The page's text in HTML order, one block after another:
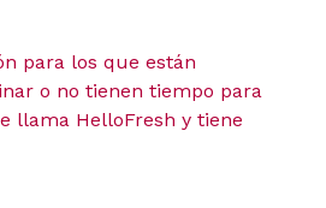
para los que están
o no tienen tiempo para
llama HelloFresh y tiene